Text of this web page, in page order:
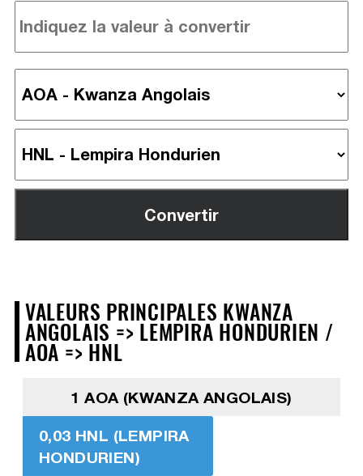
VALEURS PRINCIPALES KWANZA
ANGOLAIS => LEMPIRA HONDURIEN /
AOA => HNL
1 AOA (KWANZA ANGOLAIS)
0,03 HNL (LEMPIRA
HONDURIEN)